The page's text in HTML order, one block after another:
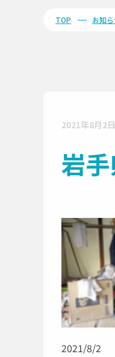
TOP お知
2021年8月2日
岩
2021/8/2